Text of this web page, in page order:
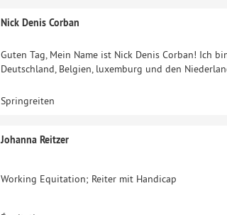
Nick Denis Corban
Guten Tag, Mein Name ist Nick Denis Corban! Ich
Deutschland, Belgien, luxemburg und den
Springreiten
Johanna Reitzer
Working Equitation; Reiter mit Handicap